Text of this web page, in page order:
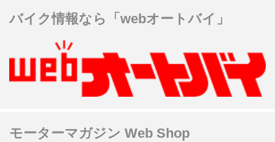
バイク情報なら「webオートバイ」
モーターマガジン Web Shop